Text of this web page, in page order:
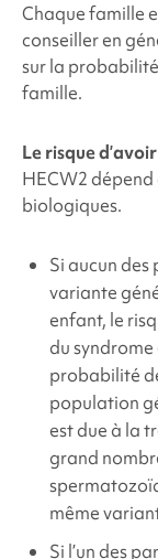
Chaque famille
conseiller en
sur la
famille.
Le risque
HECW2 dépend
biologiques.
Si aucun des
variante
enfant, le
du syndrome
probabilité
population
est due à la
grand
même
Si l’un des